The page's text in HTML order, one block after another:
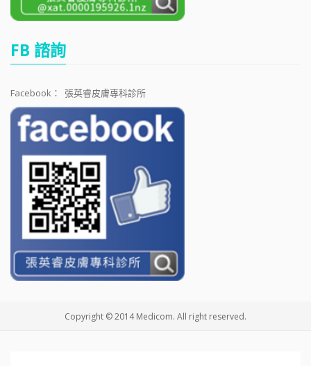
FB 諮詢
Facebook： 張英睿皮膚專科診所
Copyright © 2014 Medicom. All right reserved.